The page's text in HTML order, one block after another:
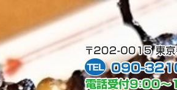
りや井戸工事 井戸さらい洗浄 井戸ポ